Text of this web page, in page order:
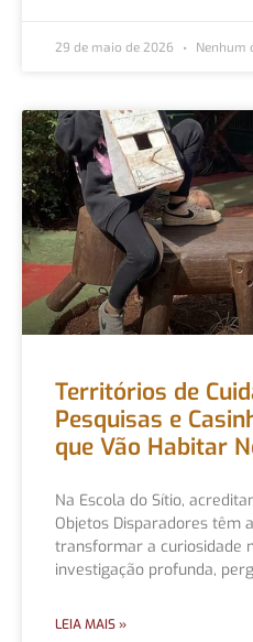
29 de maio de 2026 Nenhum
Territórios de
Pesquisas e
que Vão Habitar
Na Escola do Sítio,
Objetos Disparadores têm
transformar a curiosidade
investigação profunda,
LEIA MAIS »